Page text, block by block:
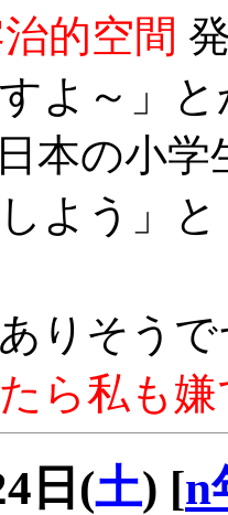
的空間
よ～」
本の小
よう」と
ありそう
ら私も嫌
日(土) [n